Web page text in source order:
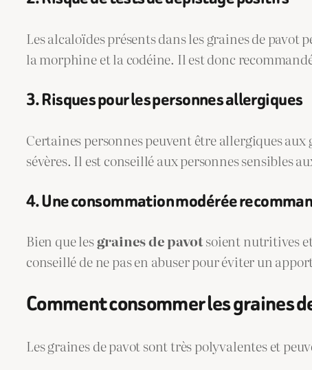
Les alcaloïdes présents dans les graines de
la morphine et la codéine. Il est donc
3. Risques pour les personnes allergiques
Certaines personnes peuvent être allergiques
sévères. Il est conseillé aux personnes sensibles
4. Une consommation modérée
Bien que lesgraines de pavotsoient nutritives
conseillé de ne pas en abuser pour éviter un
Comment consommer les graines
Les graines de pavot sont très polyvalentes et